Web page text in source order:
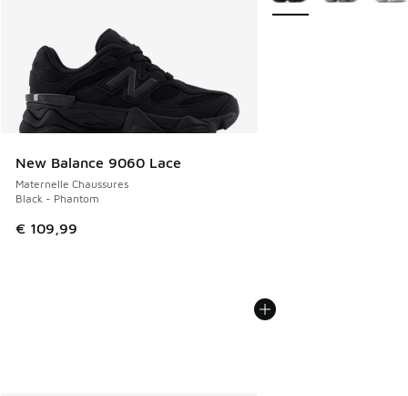
New Balance 9060 Lace
Maternelle Chaussures
Black - Phantom
€ 109,99